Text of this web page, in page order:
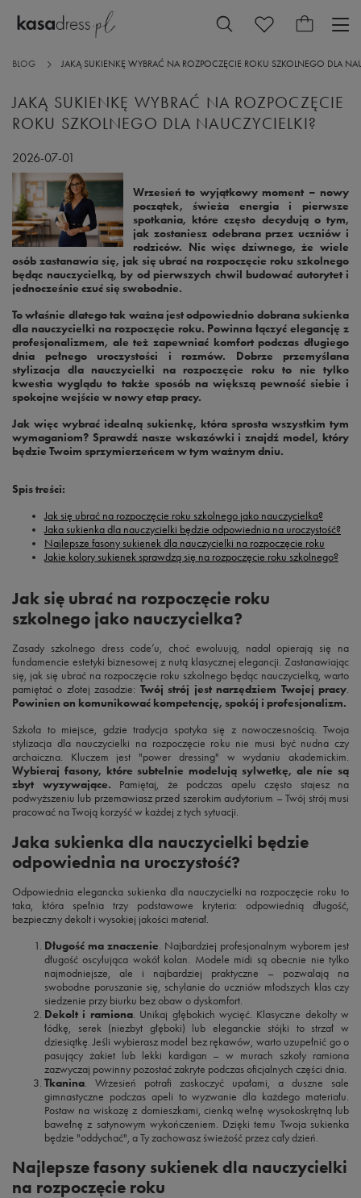
BLOG JAKĄ SUKIENKĘ WYBRAĆ NA ROZPOCZĘCIE ROKU SZKOLNEGO DLA
JAKĄ SUKIENKĘ WYBRAĆ NA ROZPOCZĘCIE
ROKU SZKOLNEGO DLA NAUCZYCIELKI?
2026-07-01
Wrzesień to wyjątkowy moment – nowy
początek, świeża energia i pierwsze
spotkania, które często decydują o tym,
jak zostaniesz odebrana przez uczniów i
rodziców. Nic więc dziwnego, że wiele
osób zastanawia się, jak się ubrać na rozpoczęcie roku szkolnego
będąc nauczycielką, by od pierwszych chwil budować autorytet i
jednocześnie czuć się swobodnie.
To właśnie dlatego tak ważna jest odpowiednio dobrana sukienka
dla nauczycielki na rozpoczęcie roku. Powinna łączyć elegancję z
profesjonalizmem, ale też zapewniać komfort podczas długiego
dnia pełnego uroczystości i rozmów. Dobrze przemyślana
stylizacja dla nauczycielki na rozpoczęcie roku to nie tylko
kwestia wyglądu to także sposób na większą pewność siebie i
spokojne wejście w nowy etap pracy.
Jak więc wybrać idealną sukienkę, która sprosta wszystkim tym
wymaganiom? Sprawdź nasze wskazówki i znajdź model, który
będzie Twoim sprzymierzeńcem w tym ważnym dniu.
Spis treści:
Jak się ubrać na rozpoczęcie roku szkolnego jako nauczycielka?
Jaka sukienka dla nauczycielki będzie odpowiednia na uroczystość?
Najlepsze fasony sukienek dla nauczycielki na rozpoczęcie roku
Jakie kolory sukienek sprawdzą się na rozpoczęcie roku szkolnego?
Jak się ubrać na rozpoczęcie roku
szkolnego jako nauczycielka?
Zasady szkolnego dress code’u, choć ewoluują, nadal opierają się na
fundamencie estetyki biznesowej z nutą klasycznej elegancji. Zastanawiając
się, jak się ubrać na rozpoczęcie roku szkolnego będąc nauczycielką, warto
pamiętać o złotej zasadzie: Twój strój jest narzędziem Twojej pracy.
Powinien on komunikować kompetencję, spokój i profesjonalizm.
Szkoła to miejsce, gdzie tradycja spotyka się z nowoczesnością. Twoja
stylizacja dla nauczycielki na rozpoczęcie roku nie musi być nudna czy
archaiczna. Kluczem jest "power dressing" w wydaniu akademickim.
Wybieraj fasony, które subtelnie modelują sylwetkę, ale nie są
zbyt wyzywające. Pamiętaj, że podczas apelu często stajesz na
podwyższeniu lub przemawiasz przed szerokim audytorium – Twój strój musi
pracować na Twoją korzyść w każdej z tych sytuacji.
Jaka sukienka dla nauczycielki będzie
odpowiednia na uroczystość?
Odpowiednia elegancka sukienka dla nauczycielki na rozpoczęcie roku to
taka, która spełnia trzy podstawowe kryteria: odpowiednią długość,
bezpieczny dekolt i wysokiej jakości materiał.
Długość ma znaczenie. Najbardziej profesjonalnym wyborem jest
długość oscylująca wokół kolan. Modele midi są obecnie nie tylko
najmodniejsze, ale i najbardziej praktyczne – pozwalają na
swobodne poruszanie się, schylanie do uczniów młodszych klas czy
siedzenie przy biurku bez obaw o dyskomfort.
Dekolt i ramiona. Unikaj głębokich wycięć. Klasyczne dekolty w
łódkę, serek (niezbyt głęboki) lub eleganckie stójki to strzał w
dziesiątkę. Jeśli wybierasz model bez rękawów, warto uzupełnić go o
pasujący żakiet lub lekki kardigan – w murach szkoły ramiona
zazwyczaj powinny pozostać zakryte podczas oficjalnych części dnia.
Tkanina. Wrzesień potrafi zaskoczyć upałami, a duszne sale
gimnastyczne podczas apeli to wyzwanie dla każdego materiału.
Postaw na wiskozę z domieszkami, cienką wełnę wysokoskrętną lub
bawełnę z satynowym wykończeniem. Dzięki temu Twoja sukienka
będzie "oddychać", a Ty zachowasz świeżość przez cały dzień.
Najlepsze fasony sukienek dla nauczycielki
na rozpoczęcie roku